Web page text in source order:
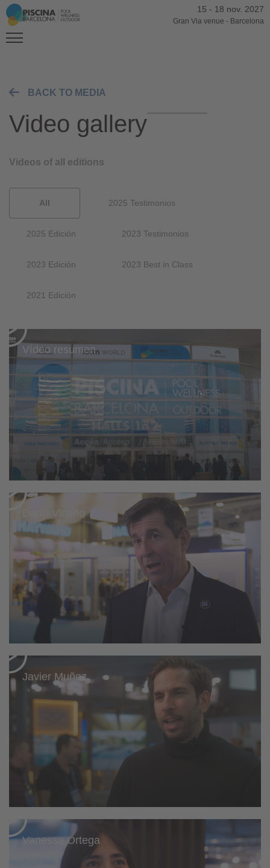
15 - 18 nov. 2027
Gran Via venue - Barcelona
BACK TO MEDIA
Video gallery
Videos of all editions
All 2025 Testimonios
2025 Edición 2023 Testimonios
2023 Edición 2023 Best in Class
2021 Edición
Vídeo resumen
Darío Vicario
Javier Muñoz
Vanessa Ortega